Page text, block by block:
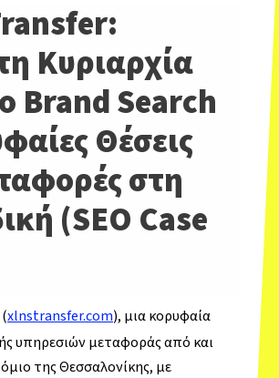
Κυριαρχία
Brand Search
Θέσεις
στη
(SEO Case
xlnstransfer.com), μια κορυφαία
υπηρεσιών μεταφοράς από και
της Θεσσαλονίκης, με